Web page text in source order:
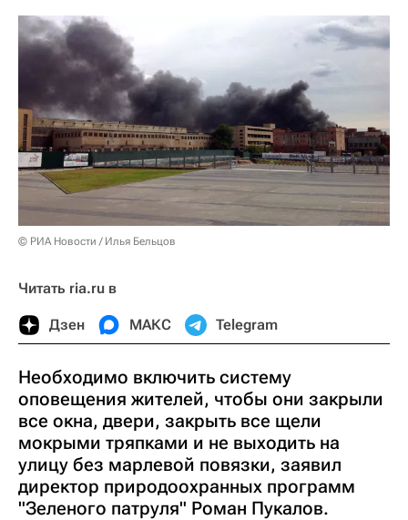
© РИА Новости / Илья Бельцов
Читать ria.ru в
Дзен МАКС Telegram
Необходимо включить систему
оповещения жителей, чтобы они закрыли
все окна, двери, закрыть все щели
мокрыми тряпками и не выходить на
улицу без марлевой повязки, заявил
директор природоохранных программ
"Зеленого патруля" Роман Пукалов.